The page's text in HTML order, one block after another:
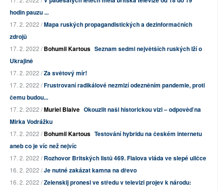
hodin pauzu ...
17. 2. 2022 /Mapa ruských propagandistických a dezinformačních
zdrojů
17. 2. 2022 /Bohumil Kartous Seznam sedmi největších ruských lží o
Ukrajině
17. 2. 2022 /Za světový mír!
17. 2. 2022 /Frustrovaní radikálové nezmizí odezněním pandemie, proti
čemu budou...
17. 2. 2022 /Muriel Blaive Okouzlit naši historickou vizi – odpověď na
Mirka Vodrážku
17. 2. 2022 /Bohumil Kartous Testování hybridu na českém internetu
aneb co je víc než nejvíc
17. 2. 2022 /Rozhovor Britských listů 469. Fialova vláda ve slepé uličce
16. 2. 2022 /Je nutné zakázat kamna na dřevo
16. 2. 2022 /Zelenskij pronesl ve středu v televizi projev k národu: